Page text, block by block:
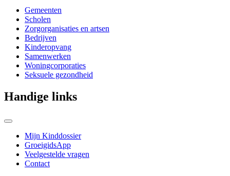
Gemeenten
Scholen
Zorgorganisaties en artsen
Bedrijven
Kinderopvang
Samenwerken
Woningcorporaties
Seksuele gezondheid
Handige links
Mijn Kinddossier
GroeigidsApp
Veelgestelde vragen
Contact